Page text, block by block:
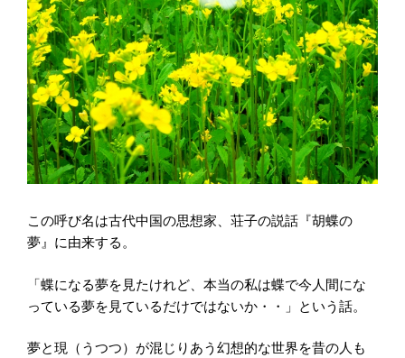
この呼び名は古代中国の思想家、荘子の説話『胡蝶の
夢』に由来する。
「蝶になる夢を見たけれど、本当の私は蝶で今人間にな
っている夢を見ているだけではないか・・」という話。
夢と現（うつつ）が混じりあう幻想的な世界を昔の人も